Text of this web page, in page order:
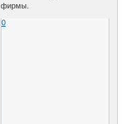
фирмы.
0